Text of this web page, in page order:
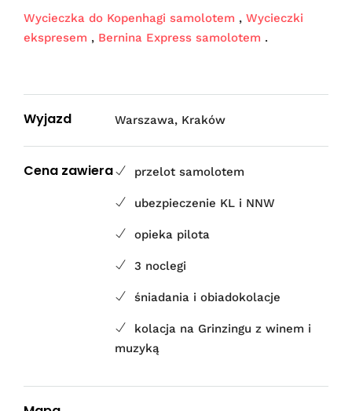
Wycieczka do Kopenhagi samolotem , Wycieczki
ekspresem , Bernina Express samolotem .
Wyjazd Warszawa, Kraków
Cena zawiera przelot samolotem
ubezpieczenie KL i NNW
opieka pilota
3 noclegi
śniadania i obiadokolacje
kolacja na Grinzingu z winem i
muzyką